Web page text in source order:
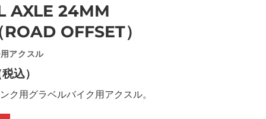
AXLE 24MM
OFFSET）
アクスル
税込）
ク用グラベルバイク用アクスル。